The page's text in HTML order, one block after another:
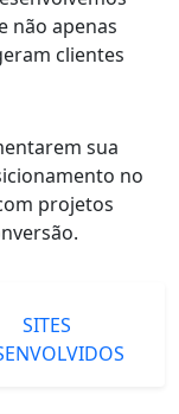
não apenas
clientes
sua
no
projetos
SITES